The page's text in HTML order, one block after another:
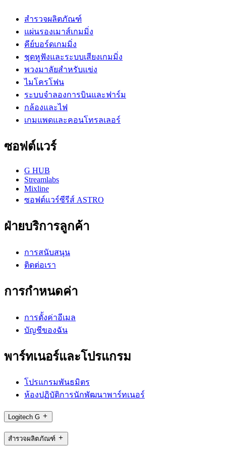
สำรวจผลิตภัณฑ์
แผ่นรองเมาส์เกมมิ่ง
คีย์บอร์ดเกมมิ่ง
ชุดหูฟังและระบบเสียงเกมมิ่ง
พวงมาลัยสำหรับแข่ง
ไมโครโฟน
ระบบจำลองการบินและฟาร์ม
กล้องและไฟ
เกมแพดและคอนโทรลเลอร์
ซอฟต์แวร์
G HUB
Streamlabs
Mixline
ซอฟต์แวร์ซีรีส์ ASTRO
ฝ่ายบริการลูกค้า
การสนับสนุน
ติดต่อเรา
การกำหนดค่า
การตั้งค่าอีเมล
บัญชีของฉัน
พาร์ทเนอร์และโปรแกรม
โปรแกรมพันธมิตร
ห้องปฏิบัติการนักพัฒนาพาร์ทเนอร์
Logitech G
สำรวจผลิตภัณฑ์